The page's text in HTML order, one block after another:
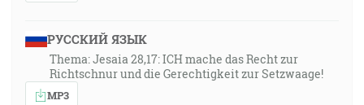
РУССКИЙ ЯЗЫК
Thema: Jesaia 28,17: ICH mache das Recht zur
Richtschnur und die Gerechtigkeit zur Setzwaage!
MP3